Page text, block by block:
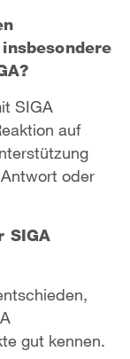
SIGA
auf
oder
SIGA
gut kennen.